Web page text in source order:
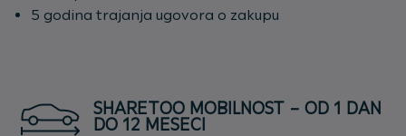
5 godina trajanja ugovora o zakupu
SHARETOO MOBILNOST – OD 1 DAN
DO 12 MESECI